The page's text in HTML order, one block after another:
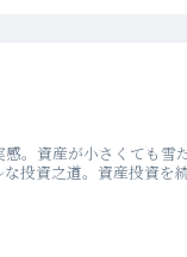
。資産が小さくても雪
投資之道。資産投資を